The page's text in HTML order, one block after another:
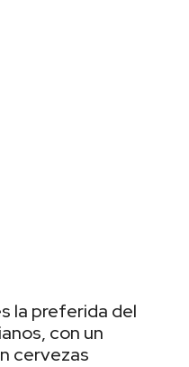
la preferida del
con un
cervezas